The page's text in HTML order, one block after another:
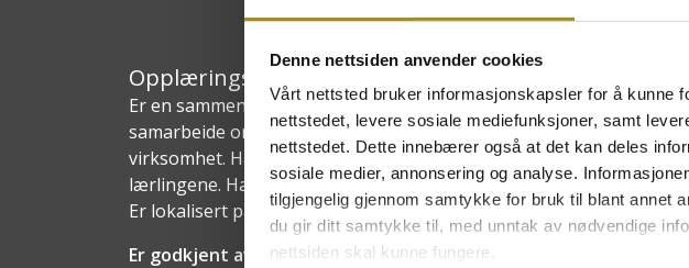
Denne nettsiden anvender cookies
Vårt nettsted bruker informasjonskapsler for å kunne
nettstedet, levere sosiale mediefunksjoner, samt
nettstedet. Dette innebærer også at det kan deles
sosiale medier, annonsering og analyse.
tilgjengelig gjennom samtykke for bruk til blant annet
du gir ditt samtykke til, med unntak av nødvendige
nettsiden skal kunne fungere.
Opplæringskontoret for heste- og hovslagerfaget
Er en sammenslutning av bedrifter innen hestebransjen som
samarbeide om opplæring av lærlinger og utvikling av egen
virksomhet. Har et eget styre med representanter fra bedriftene og
lærlingene. Har en daglig leder, en faglig veileder og
Er lokalisert på Starum i Oppland fylke.
Er godkjent av Utdanningsetaten i alle fylker i Norge.